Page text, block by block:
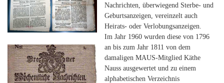
Nachrichten, überwiegend Sterbe- und
Geburtsanzeigen, vereinzelt auch
Heirats- oder Verlobungsanzeigen.
Im Jahr 1960 wurden diese von 1796
an bis zum Jahr 1811 von dem
damaligen MAUS-Mitglied Käthe
Nauss ausgewertet und zu einem
alphabetischen Verzeichnis